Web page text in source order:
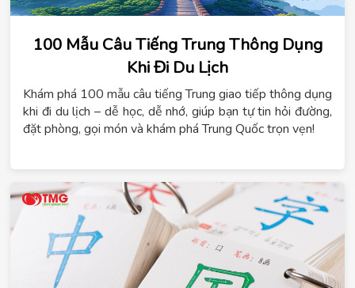
100 Mẫu Câu Tiếng Trung Thông Dụng
Khi Đi Du Lịch
Khám phá 100 mẫu câu tiếng Trung giao tiếp thông dụng
khi đi du lịch – dễ học, dễ nhớ, giúp bạn tự tin hỏi đường,
đặt phòng, gọi món và khám phá Trung Quốc trọn vẹn!